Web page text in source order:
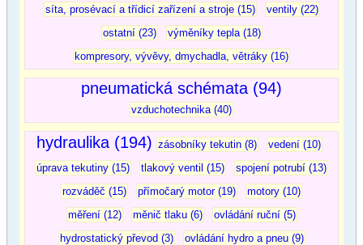
síta, prosévací a třídicí zařízení a stroje (15)
ventily (22)
ostatní (23)
výměníky tepla (18)
kompresory, vývěvy, dmychadla, větráky (16)
pneumatická schémata (94)
vzduchotechnika (40)
hydraulika (194) zásobníky tekutin (8)
vedení (10)
úprava tekutiny (15)
tlakový ventil (15)
spojení potrubí (13)
rozváděč (15)
přímočarý motor (19)
motory (10)
měření (12)
měnič tlaku (6)
ovládání ruční (5)
hydrostatický převod (3)
ovládání hydro a pneu (9)